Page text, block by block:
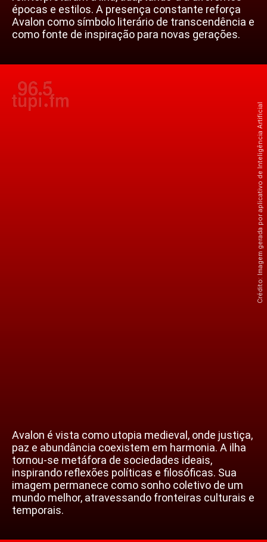
épocas e estilos. A presença constante reforça
Avalon como símbolo literário de transcendência e
como fonte de inspiração para novas gerações.
Avalon é vista como utopia medieval, onde justiça,
paz e abundância coexistem em harmonia. A ilha
tornou-se metáfora de sociedades ideais,
inspirando reflexões políticas e filosóficas. Sua
imagem permanece como sonho coletivo de um
mundo melhor, atravessando fronteiras culturais e
temporais.
Crédito: Imagem gerada por aplicativo de Inteligência Artificial